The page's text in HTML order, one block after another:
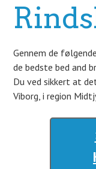
Gennem de
de bedste bed and
Du ved sikkert at
Viborg, i region